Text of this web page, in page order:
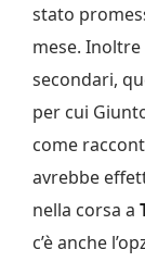
stato
mese. Inoltre
secondari,
per cui
come
avrebbe
nella corsa a
c’è anche